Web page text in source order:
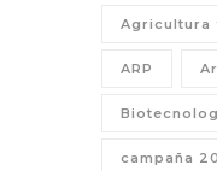
Agricultura
ARP
campaña